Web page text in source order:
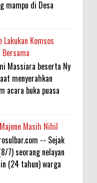
mampu di Desa
Komsos
Bersama
Massiara beserta Ny
menyerahkan
acara buka puasa
Masih Nihil
-- Sejak
7) seorang nelayan
(24 tahun) warga